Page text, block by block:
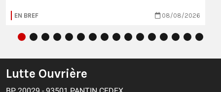
EN BREF 08/08/2026
Lutte Ouvrière